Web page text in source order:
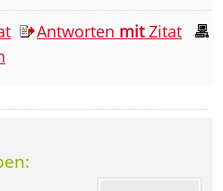
Antworten mitZitat